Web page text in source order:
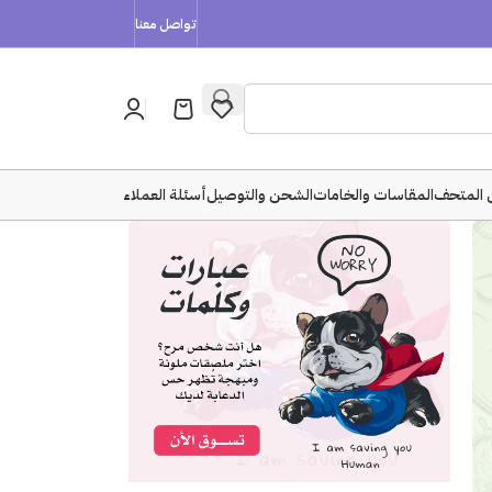
تواصل معنا
المتحفالمقاسات والخاماتالشحن والتوصيلأسئلة العملاء